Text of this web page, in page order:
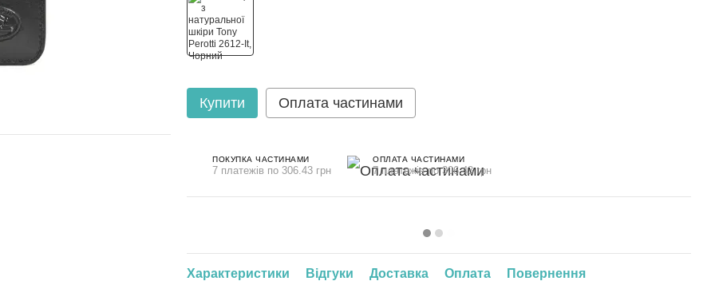
Купити Оплата частинами
ПОКУПКА ЧАСТИНАМИ
7 платежів по 306.43 грн
ОПЛАТА ЧАСТИНАМИ
7 платежів по 306.43 грн
Характеристики Відгуки Доставка Оплата Повернення